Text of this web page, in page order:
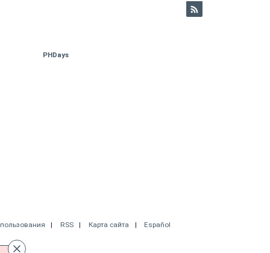
PHDays
RSS Карта сайта Español